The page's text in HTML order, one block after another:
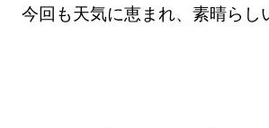
今回も天気に恵まれ、素晴らし